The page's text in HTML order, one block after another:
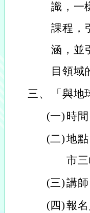
識，一
課程，
涵，並
目領域
三、
「與
(一) 時
(二)地
市
(三)講
(四)報名